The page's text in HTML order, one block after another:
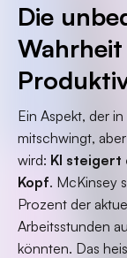
Die
Ein Aspekt, der
mitschwingt,
wird: KI steigert
Kopf. McKinsey
Prozent der
Arbeitsstunden
könnten. Das